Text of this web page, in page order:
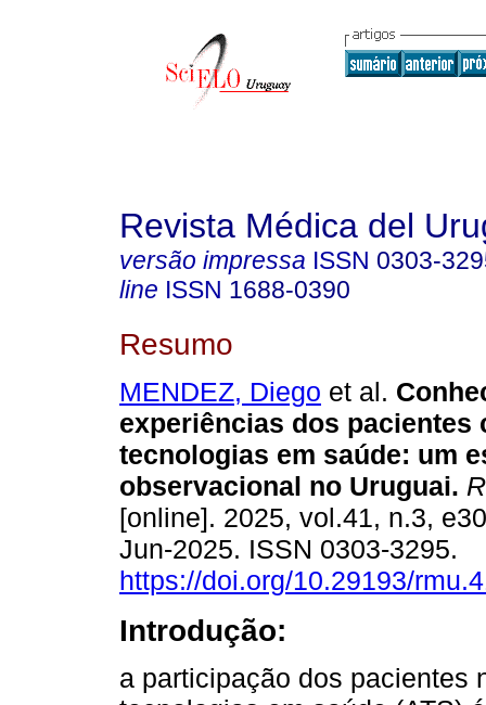
Revista Médica del
versão impressa ISSN 0303-
line ISSN 1688-0390
Resumo
MENDEZ, Diego et al.
experiências dos pacientes
tecnologias em saúde: um
observacional no Uruguai.
[online]. 2025, vol.41, n.3,
Jun-2025. ISSN 0303-3295.
https://doi.org/10.29193/
Introdução:
a participação dos pacientes